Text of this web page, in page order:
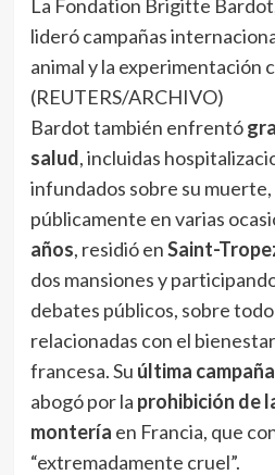
La Fondation Brigitte
lideró campañas
animal y la experimentación
(REUTERS/ARCHIVO)
Bardot también enfrentó
salud, incluidas
infundados sobre su
públicamente en varias
años, residió enSaint-
dos mansiones y
debates públicos, sobre
relacionadas con el
francesa. Su última
abogó por la prohibición de
montería en Francia, que
“extremadamente cruel”.